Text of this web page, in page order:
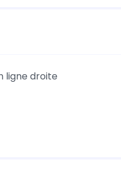
ligne droite